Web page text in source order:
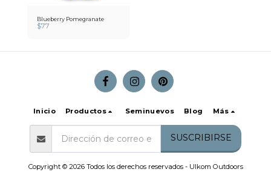
Blueberry Pomegranate
$77
Inicio Productos Seminuevos Blog Más
SUSCRIBIRSE
Copyright © 2026 Todos los derechos reservados - Ulkom Outdoors